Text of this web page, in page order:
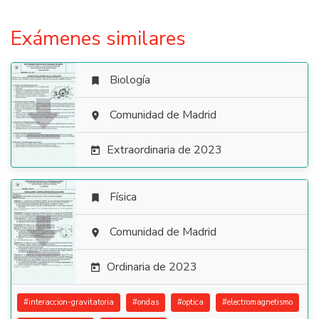
Exámenes similares

 Biología
 Comunidad de Madrid
 Extraordinaria de 2023

 Física
 Comunidad de Madrid
 Ordinaria de 2023
#interaccion-gravitatoria #ondas #optica #electromagnetismo